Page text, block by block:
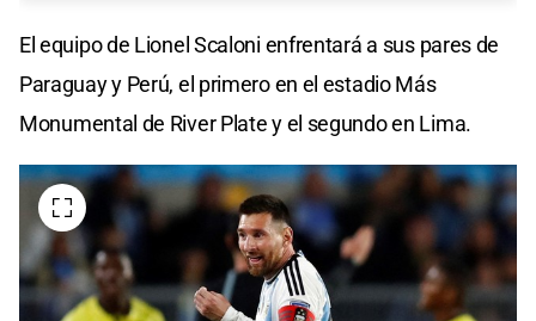
El equipo de Lionel Scaloni enfrentará a sus pares de
Paraguay y Perú, el primero en el estadio Más
Monumental de River Plate y el segundo en Lima.